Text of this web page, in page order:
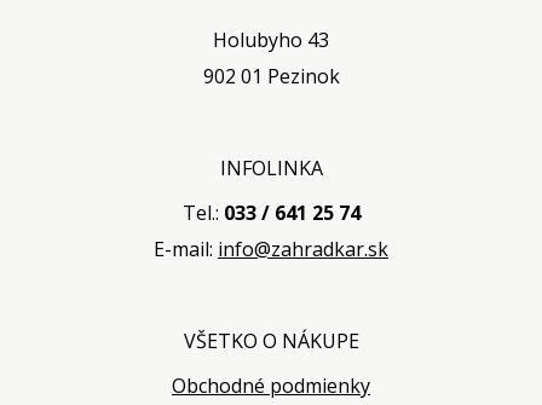
Holubyho 43
902 01 Pezinok
INFOLINKA
Tel.: 033 / 641 25 74
E-mail: info@zahradkar.sk
VŠETKO O NÁKUPE
Obchodné podmienky